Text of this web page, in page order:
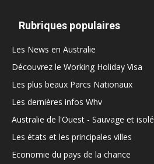
Rubriques populaires
Les News en Australie
Découvrez le Working Holiday Visa
Les plus beaux Parcs Nationaux
Les dernières infos Whv
Australie de l'Ouest - Sauvage et isolé
Les états et les principales villes
Economie du pays de la chance